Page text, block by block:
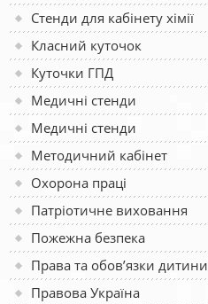
Стенди для кабінету хімії
Класний куточок
Куточки ГПД
Медичні стенди
Медичні стенди
Методичний кабінет
Охорона праці
Патріотичне виховання
Пожежна безпека
Права та обов’язки дитини
Правова Україна